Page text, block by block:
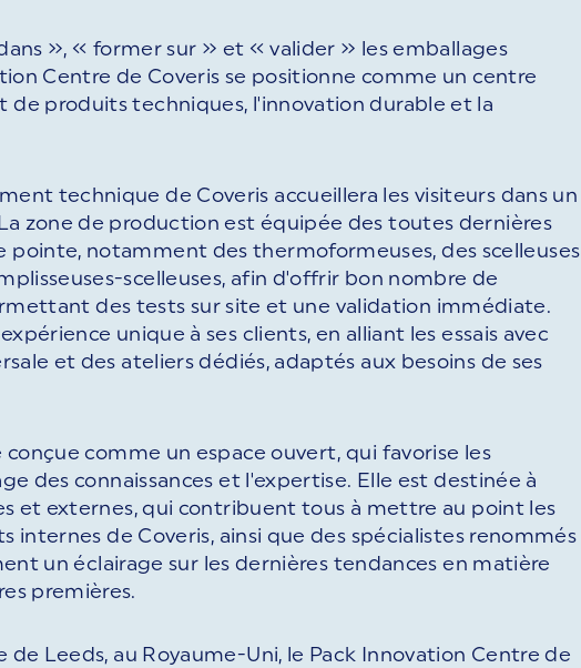
», « former sur » et « valider » les emballages
Centre de Coveris se positionne comme un centre
produits techniques, l'innovation durable et la
technique de Coveris accueillera les visiteurs dans un
zone de production est équipée des toutes dernières
notamment des thermoformeuses, des scelleuses
scelleuses, afin d'offrir bon nombre de
des tests sur site et une validation immédiate.
unique à ses clients, en alliant les essais avec
et des ateliers dédiés, adaptés aux besoins de ses
comme un espace ouvert, qui favorise les
des connaissances et l'expertise. Elle est destinée à
et externes, qui contribuent tous à mettre au point les
internes de Coveris, ainsi que des spécialistes renommés
un éclairage sur les dernières tendances en matière
premières.
de Leeds, au Royaume-Uni, le Pack Innovation Centre de